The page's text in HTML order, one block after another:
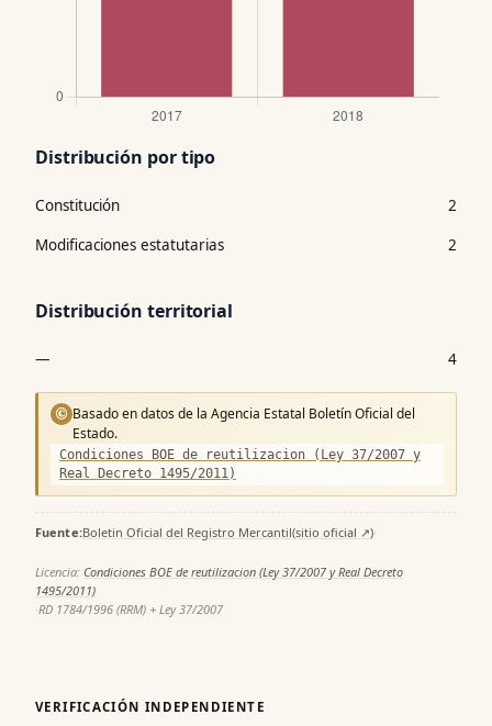
Distribución por tipo
Constitución
2
Modificaciones estatutarias
2
Distribución territorial
— 4
© Basado en datos de la Agencia Estatal Boletín Oficial del
Estado.
Condiciones BOE de reutilizacion (Ley 37/2007 y
Real Decreto 1495/2011)
Fuente:Boletin Oficial del Registro Mercantil(sitio oficial ↗)·
Licencia: Condiciones BOE de reutilizacion (Ley 37/2007 y Real Decreto
1495/2011)
·RD 1784/1996 (RRM) + Ley 37/2007
VERIFICACIÓN INDEPENDIENTE